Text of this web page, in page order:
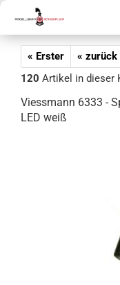
« Erster « zurück
120 Artikel in dieser
Viessmann 6333 -
LED weiß